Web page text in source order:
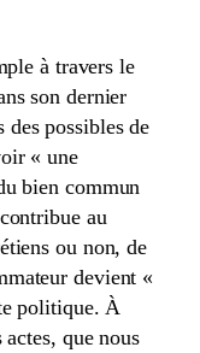
à travers le
son dernier
des possibles de
« une
bien commun
au
ou non, de
devient «
politique. À
que nous